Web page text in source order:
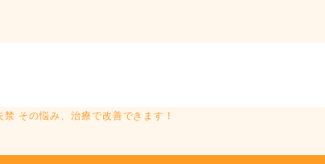
その悩み、治療で改善できます！